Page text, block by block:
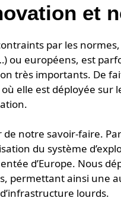
et
par les
ou européens, est
très importants. De
elle est déployée sur
notre savoir-faire.
du système
d’Europe. Nous
permettant ainsi une
lourds.